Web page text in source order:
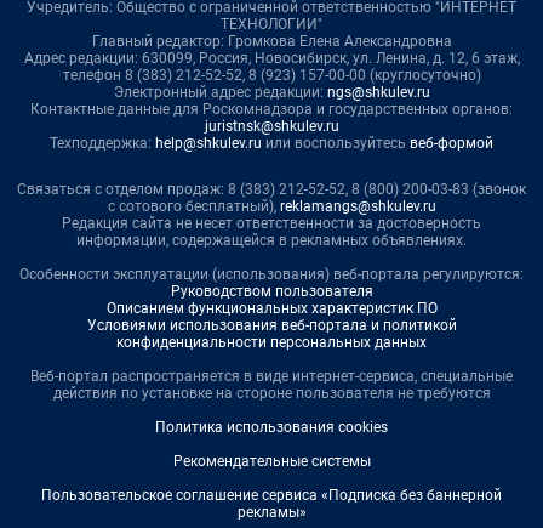
Учредитель: Общество с ограниченной ответственностью "ИНТЕРНЕТ
ТЕХНОЛОГИИ"
Главный редактор: Громкова Елена Александровна
Адрес редакции: 630099, Россия, Новосибирск, ул. Ленина, д. 12, 6 этаж,
телефон 8 (383) 212-52-52, 8 (923) 157-00-00 (круглосуточно)
Электронный адрес редакции: ngs@shkulev.ru
Контактные данные для Роскомнадзора и государственных органов:
juristnsk@shkulev.ru
Техподдержка: help@shkulev.ru или воспользуйтесь веб-формой
Связаться с отделом продаж: 8 (383) 212-52-52, 8 (800) 200-03-83 (звонок
с сотового бесплатный), reklamangs@shkulev.ru
Редакция сайта не несет ответственности за достоверность
информации, содержащейся в рекламных объявлениях.
Особенности эксплуатации (использования) веб-портала регулируются:
Руководством пользователя
Описанием функциональных характеристик ПО
Условиями использования веб-портала и политикой
конфиденциальности персональных данных
Веб-портал распространяется в виде интернет-сервиса, специальные
действия по установке на стороне пользователя не требуются
Политика использования cookies
Рекомендательные системы
Пользовательское соглашение сервиса «Подписка без баннерной
рекламы»